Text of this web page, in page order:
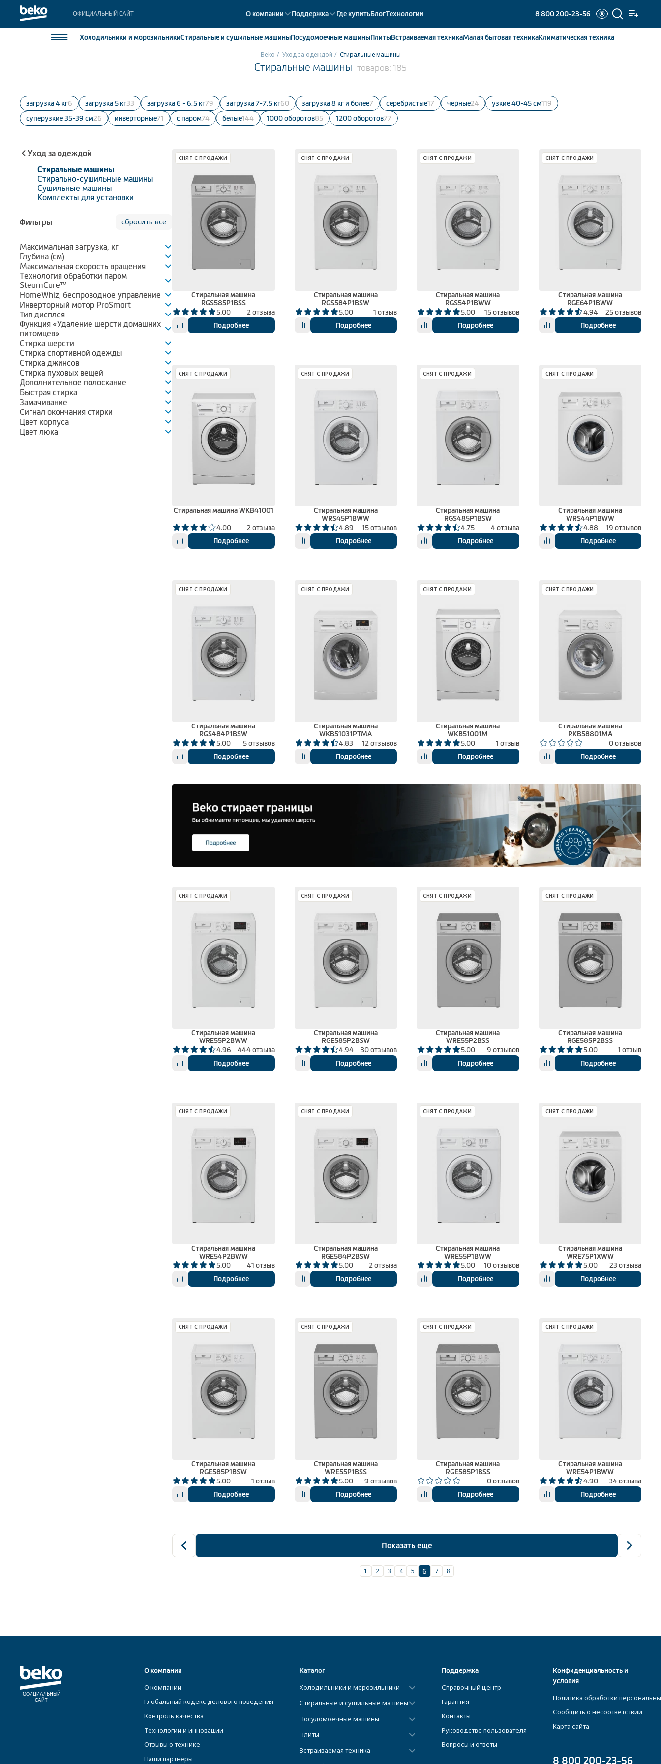
ОФИЦИАЛЬНЫЙ САЙТ О компании Поддержка Где купитьБлогТехнологии 8 800 200-23-56
Холодильники и морозильникиСтиральные и сушильные машиныПосудомоечныемашиныПлитыВстраиваемаятехникаМалая бытоваятехникаКлиматическаятехника
Посудомоечные машины
Плиты
Климатическая техника
Морозильные лари2
Встраиваемые холодильники14
Встраиваемые морозильные камеры1
Beko Уход за одеждой Стиральные машины
Стиральные машины товаров: 185
Загрузка 4 кг6 Загрузка 5 кг 33 Загрузка 6 - 6,5 кг 79 загрузка 7-7,5 кг 60 Загрузка 8 кг и более7 серебристые 17 черные 24 узкие 40-45 см 119
суперузкие 35-39 см
26 инверторные 71 с паром 74 белые 144 1000 оборотов 85 1200 оборотов 77
Уход за одеждой
Стиральные машины
Стирально-сушильные машины
Сушильные машины
Комплекты для установки
Фильтры сбросить всё
Максимальная загрузка, кг
Глубина (см)
Максимальная скорость вращения
Технология обработки паром
SteamCure™
HomeWhiz, беспроводное управление
Инверторный мотор ProSmart
Тип дисплея
Функция «Удаление шерсти домашних
питомцев»
Стирка шерсти
Стирка спортивной одежды
Стирка джинсов
Стирка пуховых вещей
Дополнительное полоскание
Быстрая стирка
Замачивание
Сигнал окончания стирки
Цвет корпуса
Цвет люка
СНЯТ С ПРОДАЖИ
Стиральная машина
RGS585P1BSS
5.00
2 отзыва
Подробнее
СНЯТ С ПРОДАЖИ
Стиральная машина
RGS584P1BSW
5.00
1 отзыв
Подробнее
СНЯТ С ПРОДАЖИ
Стиральная машина
RGS54P1BWW
5.00
15 отзывов
Подробнее
СНЯТ С ПРОДАЖИ
Стиральная машина
RGE64P1BWW
4.94
25 отзывов
Подробнее
СНЯТ С ПРОДАЖИ
Стиральная машина WKB41001
4.00
2 отзыва
Подробнее
СНЯТ С ПРОДАЖИ
Стиральная машина
WRS45P1BWW
4.89
15 отзывов
Подробнее
СНЯТ С ПРОДАЖИ
Стиральная машина
RGS485P1BSW
4.75
4 отзыва
Подробнее
СНЯТ С ПРОДАЖИ
Стиральная машина
WRS44P1BWW
4.88
19 отзывов
Подробнее
СНЯТ С ПРОДАЖИ
Стиральная машина
RGS484P1BSW
5.00
5 отзывов
Подробнее
СНЯТ С ПРОДАЖИ
Стиральная машина
WKB51031PTMA
4.83
12 отзывов
Подробнее
СНЯТ С ПРОДАЖИ
Стиральная машина
WKB51001M
5.00
1 отзыв
Подробнее
СНЯТ С ПРОДАЖИ
Стиральная машина
RKB58801MA
0 отзывов
Подробнее
СНЯТ С ПРОДАЖИ
Стиральная машина
WRE55P2BWW
4.96
444 отзыва
Подробнее
СНЯТ С ПРОДАЖИ
Стиральная машина
RGE585P2BSW
4.94
30 отзывов
Подробнее
СНЯТ С ПРОДАЖИ
Стиральная машина
WRE55P2BSS
5.00
9 отзывов
Подробнее
СНЯТ С ПРОДАЖИ
Стиральная машина
RGE585P2BSS
5.00
1 отзыв
Подробнее
СНЯТ С ПРОДАЖИ
Стиральная машина
WRE54P2BWW
5.00
41 отзыв
Подробнее
СНЯТ С ПРОДАЖИ
Стиральная машина
RGE584P2BSW
5.00
2 отзыва
Подробнее
СНЯТ С ПРОДАЖИ
Стиральная машина
WRE55P1BWW
5.00
10 отзывов
Подробнее
СНЯТ С ПРОДАЖИ
Стиральная машина
WRE75P1XWW
5.00
23 отзыва
Подробнее
СНЯТ С ПРОДАЖИ
Стиральная машина
RGE585P1BSW
5.00
1 отзыв
Подробнее
СНЯТ С ПРОДАЖИ
Стиральная машина
WRE55P1BSS
5.00
9 отзывов
Подробнее
СНЯТ С ПРОДАЖИ
Стиральная машина
RGE585P1BSS
0 отзывов
Подробнее
СНЯТ С ПРОДАЖИ
Стиральная машина
WRE54P1BWW
4.90
34 отзыва
Подробнее
Показать еще
1 2 3 4 5 6 7 8
ОФИЦИАЛЬНЫЙ
САЙТ
О компании
О компании
Глобальный кодекс делового поведения
Контроль качества
Технологии и инновации
Отзывы о технике
Наши партнёры
Каталог
Холодильники и морозильники
Стиральные и сушильные машины
Посудомоечные машины
Плиты
Встраиваемая техника
Поддержка
Справочный центр
Гарантия
Контакты
Руководство пользователя
Вопросы и ответы
Конфиденциальность и
условия
Политика обработки
Сообщить о несоответствии
Карта сайта
8 800 200-23-56